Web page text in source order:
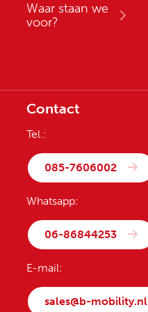
Waar staan we
voor?
Contact
Tel.:
085-7606002
Whatsapp:
06-86844253
E-mail:
sales@b-mobility.nl